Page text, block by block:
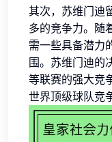
其次，苏维门迪
多的竞争力。随
需一些具备潜力
围。苏维门迪的
等联赛的强大竞
世界顶级球队竞